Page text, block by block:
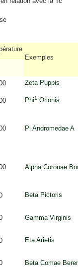
Exemples
Zeta Puppis
Phi1 Orionis
PiAndromedae A
AlphaCoronae
Beta Pictoris
GammaVirginis
EtaArietis
BetaComae